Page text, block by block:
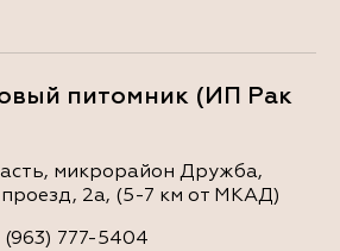
питомник (ИП Рак
микрорайон Дружба,
2а, (5-7 км от МКАД)
777-5404